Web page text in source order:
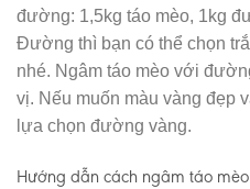
đường: 1,5kg táo mèo, 1kg
Đường thì bạn có thể chọn
nhé. Ngâm táo mèo với
vị. Nếu muốn màu vàng đẹp
lựa chọn đường vàng.
Hướng dẫn cách ngâm táo